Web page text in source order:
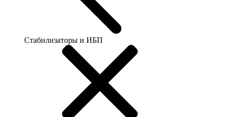
Стабилизаторы и ИБП